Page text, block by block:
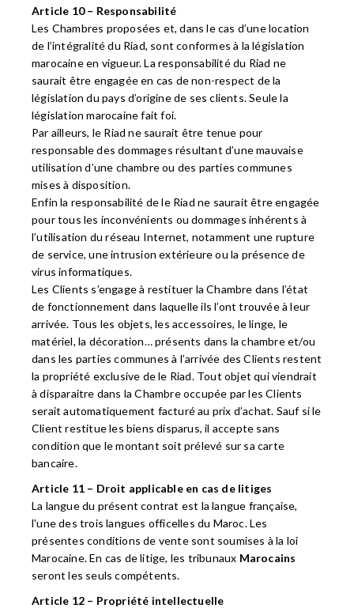
Article 10 – Responsabilité
Les Chambres proposées et, dans le cas d’une location
de l’intégralité du Riad, sont conformes à la législation
marocaine en vigueur. La responsabilité du Riad ne
saurait être engagée en cas de non-respect de la
législation du pays d’origine de ses clients. Seule la
législation marocaine fait foi.
Par ailleurs, le Riad ne saurait être tenue pour
responsable des dommages résultant d’une mauvaise
utilisation d’une chambre ou des parties communes
mises à disposition.
Enfin la responsabilité de le Riad ne saurait être engagée
pour tous les inconvénients ou dommages inhérents à
l’utilisation du réseau Internet, notamment une rupture
de service, une intrusion extérieure ou la présence de
virus informatiques.
Les Clients s’engage à restituer la Chambre dans l’état
de fonctionnement dans laquelle ils l’ont trouvée à leur
arrivée. Tous les objets, les accessoires, le linge, le
matériel, la décoration… présents dans la chambre et/ou
dans les parties communes à l’arrivée des Clients restent
la propriété exclusive de le Riad. Tout objet qui viendrait
à disparaitre dans la Chambre occupée par les Clients
serait automatiquement facturé au prix d’achat. Sauf si le
Client restitue les biens disparus, il accepte sans
condition que le montant soit prélevé sur sa carte
bancaire.
Article 11 – Droit applicable en cas de litiges
La langue du présent contrat est la langue française,
l'une des trois langues officelles du Maroc. Les
présentes conditions de vente sont soumises à la loi
Marocaine. En cas de litige, les tribunaux Marocains
seront les seuls compétents.
Article 12 – Propriété intellectuelle